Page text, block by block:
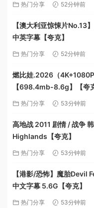
热门分享 52分钟前
【澳大利亚惊悚片
中英字幕【夸克】
热门分享 52分钟前
燃比娃.2026（
【698.4mb-8.6g】【夸
热门分享 53分钟前
高地战 2011 剧情 / 战争 韩语 又名: The Front Line / Battle of
Highlands【夸克】
热门分享 53分钟前
【港影/恐怖】魔胎Devil
中文字幕 5.6G【夸克】
热门分享 53分钟前